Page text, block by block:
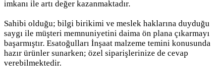
imkanı ile artı değer kazanmaktadır.
Sahibi olduğu; bilgi birikimi ve meslek haklarına duyduğu
saygı ile müşteri memnuniyetini daima ön plana çıkarmayı
başarmıştır. Esatoğulları İnşaat malzeme temini konusunda
hazır ürünler sunarken; özel siparişlerinize de cevap
verebilmektedir.